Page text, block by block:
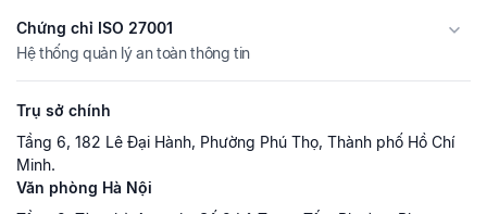
Chứng chỉ ISO 27001
Hệ thống quản lý an toàn thông tin
Trụ sở chính
Tầng 6, 182 Lê Đại Hành, Phường Phú Thọ, Thành phố Hồ Chí
Minh.
Văn phòng Hà Nội